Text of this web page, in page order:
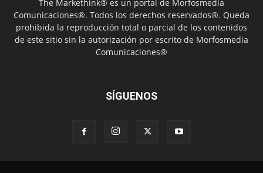
The Markethink® es un portal de Morfosmedia
Comunicaciones®. Todos los derechos reservados®. Queda
prohibida la reproducción total o parcial de los contenidos
de este sitio sin la autorización por escrito de Morfosmedia
Comunicaciones®
SÍGUENOS